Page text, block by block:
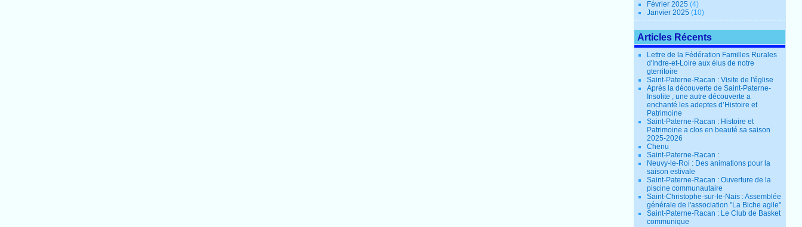
Février 2025(4)
Janvier 2025(10)
Articles Récents
Lettre de la Fédération Familles Rurales
d'Indre-et-Loire aux élus de notre
gterritoire
Saint-Paterne-Racan : Visite de l'église
Après la découverte de Saint-Paterne-
Insolite , une autre découverte a
enchanté les adeptes d’Histoire et
Patrimoine
Saint-Paterne-Racan : Histoire et
Patrimoine a clos en beauté sa saison
2025-2026
Chenu
Saint-Paterne-Racan :
Neuvy-le-Roi : Des animations pour la
saison estivale
Saint-Paterne-Racan : Ouverture de la
piscine communautaire
Saint-Christophe-sur-le-Nais : Assemblée
générale de l'association "La Biche agile"
Saint-Paterne-Racan : Le Club de Basket
communique